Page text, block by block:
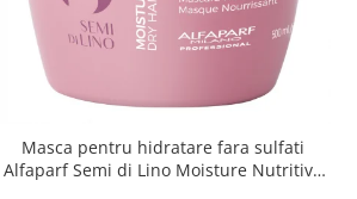
Masca pentru hidratare fara sulfati
Alfaparf Semi di Lino Moisture Nutritive